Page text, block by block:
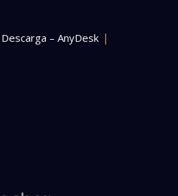
Descarga – AnyDesk